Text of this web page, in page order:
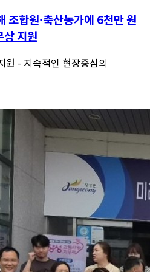
조합원·축산농가에 6천만 원
상 지원
심의